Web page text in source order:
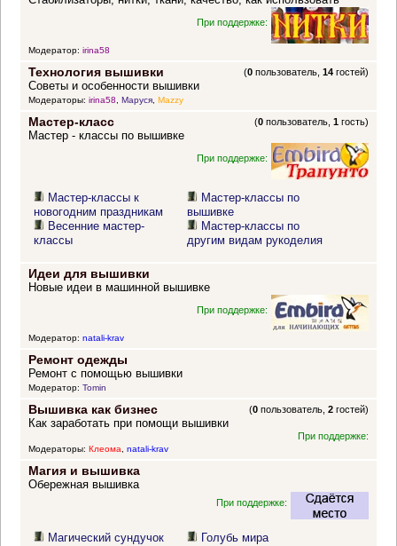
При поддержке:
Модератор: irina58
Технология вышивки (0 пользователь,14 гостей)
Советы и особенности вышивки
Модераторы: irina58, Маруся, Mazzy
Мастер-класс (0 пользователь,1 гость)
Мастер - классы по вышивке
При поддержке:
Мастер-классы к
новогодним праздникам
Весенние мастер-
классы
Мастер-классы по
вышивке
Мастер-классы по
другим видам рукоделия
Идеи для вышивки
Новые идеи в машинной вышивке
При поддержке:
Модератор: natali-krav
Ремонт одежды
Ремонт с помощью вышивки
Модератор: Tomin
Вышивка как бизнес (0 пользователь,2 гостей)
Как заработать при помощи вышивки
При поддержке:
Модераторы: Клеома, natali-krav
Магия и вышивка
Обережная вышивка
При поддержке:
Магический сундучок Голубь мира